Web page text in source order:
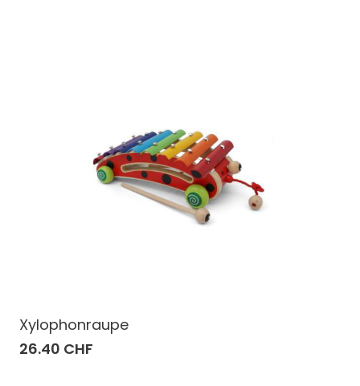
Xylophonraupe
26.40 CHF